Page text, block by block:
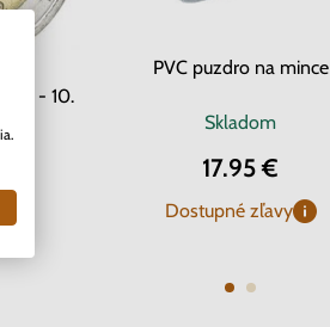
- 10.
PVC puzdro na mince
Skladom
17.95 €
Dostupné zľavy